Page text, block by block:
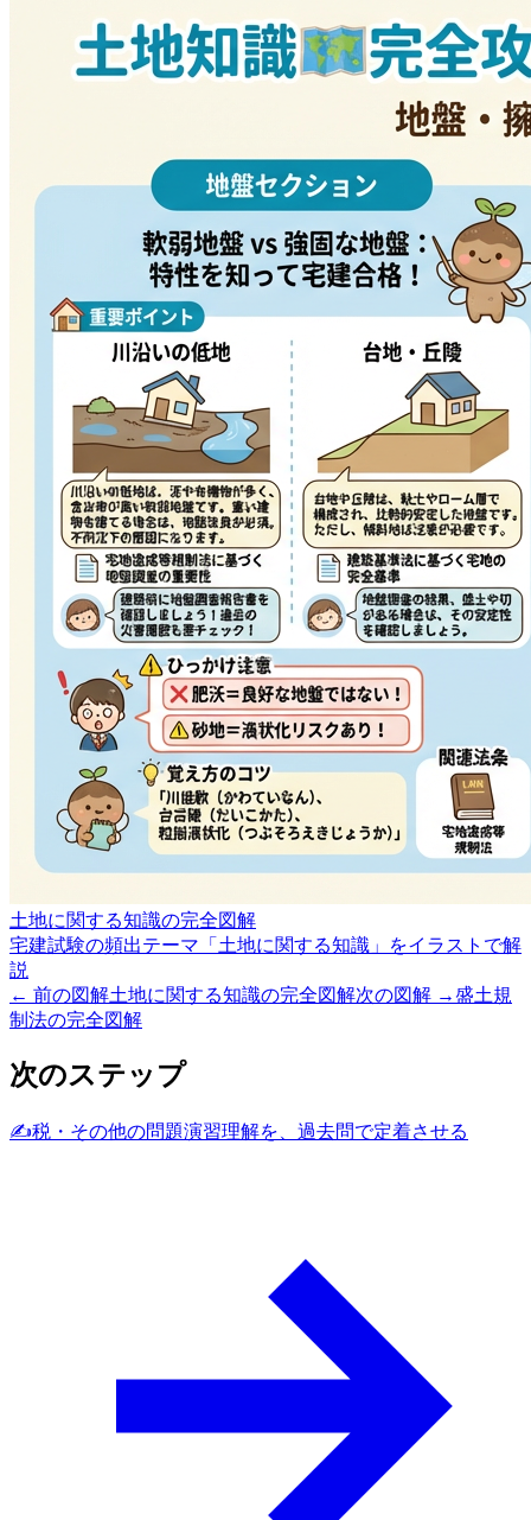
土地に関する知識の完全図解
宅建試験の頻出テーマ「土地に関する知識」をイラストで解
説
← 前の図解土地に関する知識の完全図解次の図解 → 盛土規
制法の完全図解
次のステップ
✍️税・その他の問題演習理解を、過去問で定着させる